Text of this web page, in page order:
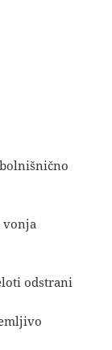
vonja
odstrani